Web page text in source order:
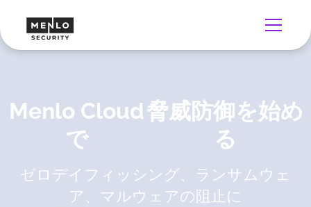
Menlo Cloud
で
脅威防御を始め
る
ゼロデイフィッシング、ランサムウェ
ア、マルウェアの阻止に